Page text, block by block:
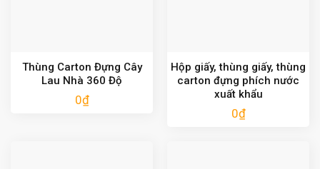
Thùng Carton Đựng Cây
Lau Nhà 360 Độ
0₫
Hộp giấy, thùng giấy, thùng
carton đựng phích nước
xuất khẩu
0₫